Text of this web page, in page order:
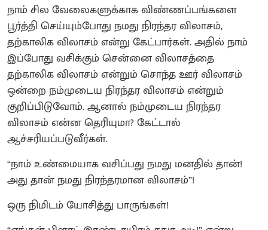
நாம் சில வேலைகளுக்காக விண்ணப்பங்களை
பூர்த்தி செய்யும்போது நமது நிரந்தர விலாசம்,
தற்காலிக விலாசம் என்று கேட்பார்கள். அதில் நாம்
இப்போது வசிக்கும் சென்னை விலாசத்தை
தற்காலிக விலாசம் என்றும் சொந்த ஊர் விலாசம்
ஒன்றை நம்முடைய நிரந்தர விலாசம் என்றும்
குறிப்பிடுவோம். ஆனால் நம்முடைய நிரந்தர
விலாசம் என்ன தெரியுமா? கேட்டால்
ஆச்சரியப்படுவீர்கள்.
“நாம் உண்மையாக வசிப்பது நமது மனதில் தான்!
அது தான் நமது நிரந்தரமான விலாசம்”!
ஒரு நிமிடம் யோசித்து பாருங்கள்!